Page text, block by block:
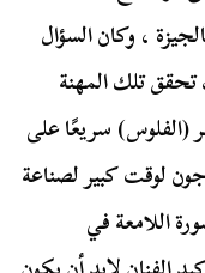
، وكان السؤال
تلك المهنة
(الفلوس) سريعًا على
لوقت كبير لصناعة
اللامعة في